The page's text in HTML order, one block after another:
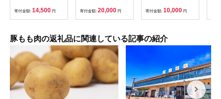
自然熟成豚 豚 ぶた ブ
タ 豚肉 肉 お肉 しゃ
ぶしゃぶ しゃぶしゃ
肉 モモ肉 青森 青森県
寄付金額: 14,500 円 寄付金額: 20,000 円
3P×3回) 国産 九州産
豚肉 お肉 モモ肉 もも
焼豚 チャーシュー ト
まみ 小分け 数量限定
定期便 頒布会【薩摩
寄付金額: 10,000 円
豚もも肉の返礼品に関連している記事の紹介